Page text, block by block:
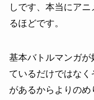
しです、本当にア
るほどです。
基本バトルマンガが
ているだけではな
があるからよりの